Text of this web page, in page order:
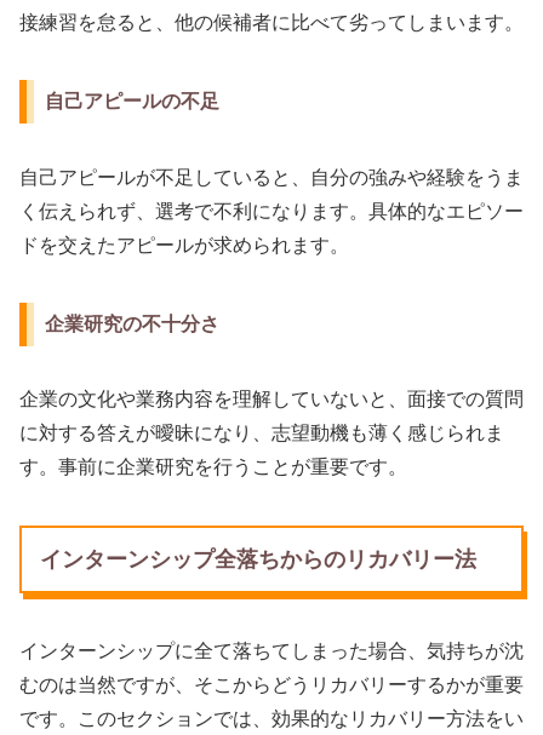
接練習を怠ると、他の候補者に比べて劣ってしまいます。
自己アピールの不足
自己アピールが不足していると、自分の強みや経験をうま
く伝えられず、選考で不利になります。具体的なエピソー
ドを交えたアピールが求められます。
企業研究の不十分さ
企業の文化や業務内容を理解していないと、面接での質問
に対する答えが曖昧になり、志望動機も薄く感じられま
す。事前に企業研究を行うことが重要です。
インターンシップ全落ちからのリカバリー法
インターンシップに全て落ちてしまった場合、気持ちが沈
むのは当然ですが、そこからどうリカバリーするかが重要
です。このセクションでは、効果的なリカバリー方法をい